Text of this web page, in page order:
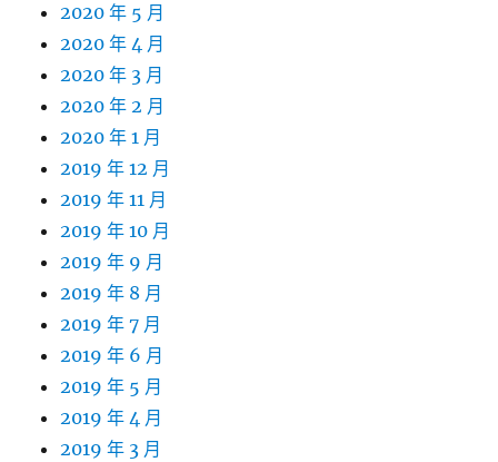
2020 年 5 月
2020 年 4 月
2020 年 3 月
2020 年 2 月
2020 年 1 月
2019 年 12 月
2019 年 11 月
2019 年 10 月
2019 年 9 月
2019 年 8 月
2019 年 7 月
2019 年 6 月
2019 年 5 月
2019 年 4 月
2019 年 3 月